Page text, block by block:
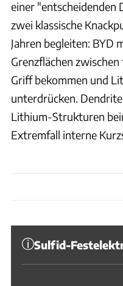
einer "entscheidenden
zwei klassische
Jahren begleiten: BYD
Grenzflächen
Griff bekommen und
unterdrücken.
Lithium-Strukturen
Extremfall interne
Sulfid-